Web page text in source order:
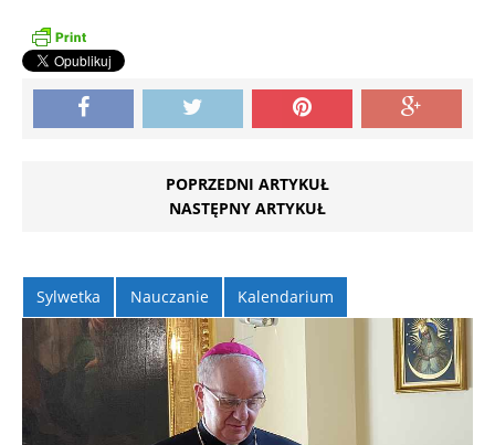
POPRZEDNI ARTYKUŁ
NASTĘPNY ARTYKUŁ
Sylwetka Nauczanie Kalendarium